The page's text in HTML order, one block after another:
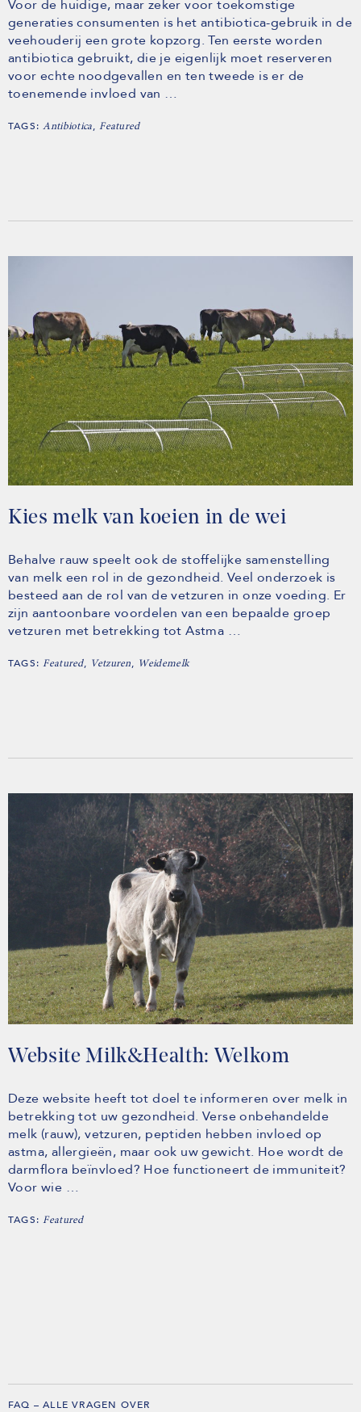
Voor de huidige, maar zeker voor toekomstige
generaties consumenten is het antibiotica-gebruik in de
veehouderij een grote kopzorg. Ten eerste worden
antibiotica gebruikt, die je eigenlijk moet reserveren
voor echte noodgevallen en ten tweede is er de
toenemende invloed van …
TAGS:Antibiotica,Featured
Kies melk van koeien in de wei
Behalve rauw speelt ook de stoffelijke samenstelling
van melk een rol in de gezondheid. Veel onderzoek is
besteed aan de rol van de vetzuren in onze voeding. Er
zijn aantoonbare voordelen van een bepaalde groep
vetzuren met betrekking tot Astma …
TAGS:Featured, Vetzuren, Weidemelk
Website Milk&Health: Welkom
Deze website heeft tot doel te informeren over melk in
betrekking tot uw gezondheid. Verse onbehandelde
melk (rauw), vetzuren, peptiden hebben invloed op
astma, allergieën, maar ook uw gewicht. Hoe wordt de
darmflora beïnvloed? Hoe functioneert de immuniteit?
Voor wie …
TAGS:Featured
FAQ – ALLE VRAGEN OVER